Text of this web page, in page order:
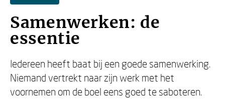
Samenwerken: de
essentie
Iedereen heeft baat bij een goede samenwerking.
Niemand vertrekt naar zijn werk met het
voornemen om de boel eens goed te saboteren.